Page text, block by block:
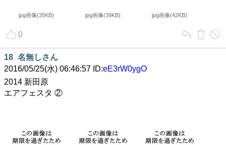
jpg画像(35KB) jpg画像(39KB) jpg画像(42KB)
0
18 名無しさん
2016/05/25(水) 06:46:57 ID:eE3rW0ygO
2014 新田原
エアフェスタ ②